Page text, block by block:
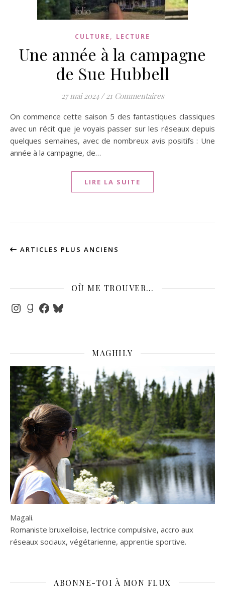
CULTURE , LECTURE
Une année à la campagne
de Sue Hubbell
27 mai 2024 / 21 Commentaires
On commence cette saison 5 des fantastiques classiques
avec un récit que je voyais passer sur les réseaux depuis
quelques semaines, avec de nombreux avis positifs : Une
année à la campagne, de…
LIRE LA SUITE
ARTICLES PLUS ANCIENS
OÙ ME TROUVER…
Instagram
Goodreads
Facebook
Bluesky
MAGHILY
Magali.
Romaniste bruxelloise, lectrice compulsive, accro aux
réseaux sociaux, végétarienne, apprentie sportive.
ABONNE-TOI À MON FLUX